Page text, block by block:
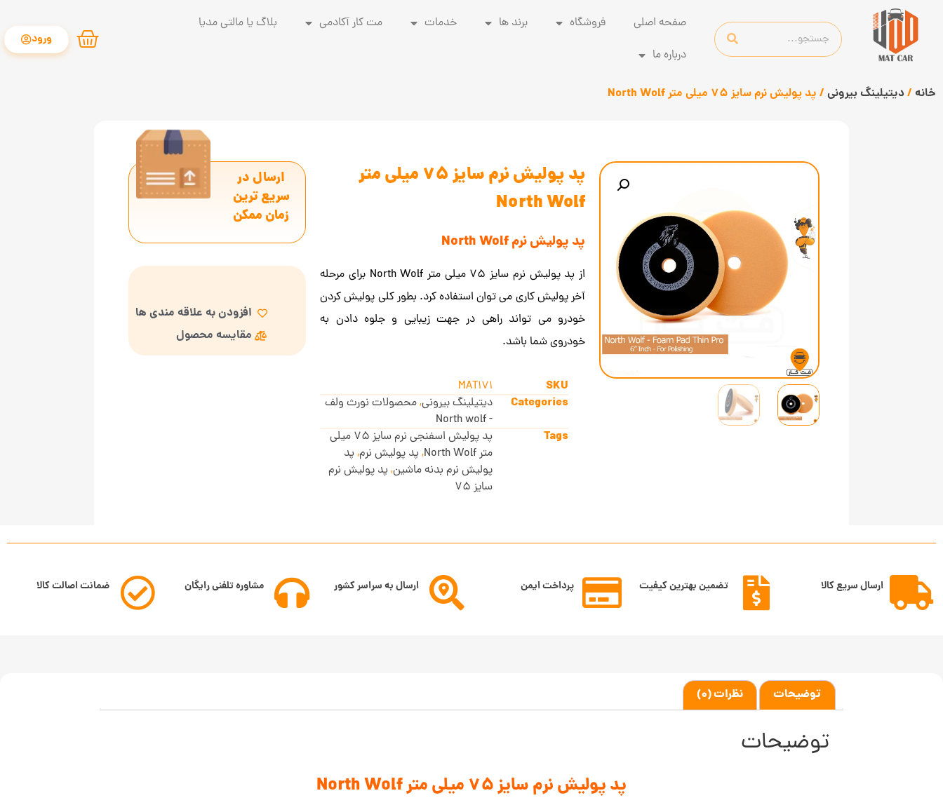
صفحه اصلی فروشگاه برند ها خدمات مت کار آکادمی
بلاگ یا مالتی مدیا
درباره ما
ورود
خانه / دیتیلینگ بیرونی / پد پولیش نرم سایز 75 میلی متر North Wolf
پد پولیش نرم سایز 75 میلی متر
North Wolf
پد پولیش نرم North Wolf
از پد پولیش نرم سایز 75 میلی متر North Wolf برای مرحله
آخر پولیش کاری می توان استفاده کرد. بطور کلی پولیش کردن
خودرو می تواند راهی در جهت زیبایی و جلوه دادن به
خودروی شما باشد.
SKU
MAT171
Categories دیتیلینگ بیرونی,محصولات نورث ولف
- North wolf
Tags
پد پولیش اسفنجی نرم سایز 75 میلی
متر North Wolf
,پد پولیش نرم,پد
پولیش نرم بدنه ماشین,پد پولیش نرم
سایز 75
ارسال در
سریع ترین
زمان ممکن
افزودن به علاقه مندی ها
مقایسه محصول
ارسال سریع کالا تضمین بهترین کیفیت پرداخت ایمن ارسال به سراسر کشور مشاوره تلفنی رایگان ضمانت اصالت کالا
توضیحات نظرات (0)
توضیحات
پد پولیش نرم سایز 75 میلی متر North Wolf